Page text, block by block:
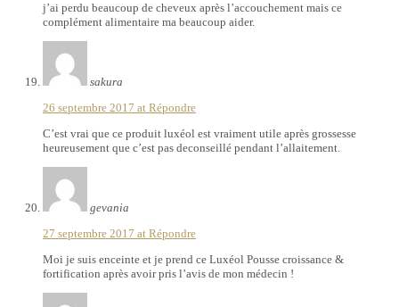
j’ai perdu beaucoup de cheveux après l’accouchement mais ce
complément alimentaire ma beaucoup aider.
sakura
26 septembre 2017 at Répondre
C’est vrai que ce produit luxéol est vraiment utile après grossesse
heureusement que c’est pas deconseillé pendant l’allaitement.
gevania
27 septembre 2017 at Répondre
Moi je suis enceinte et je prend ce Luxéol Pousse croissance &
fortification après avoir pris l’avis de mon médecin !